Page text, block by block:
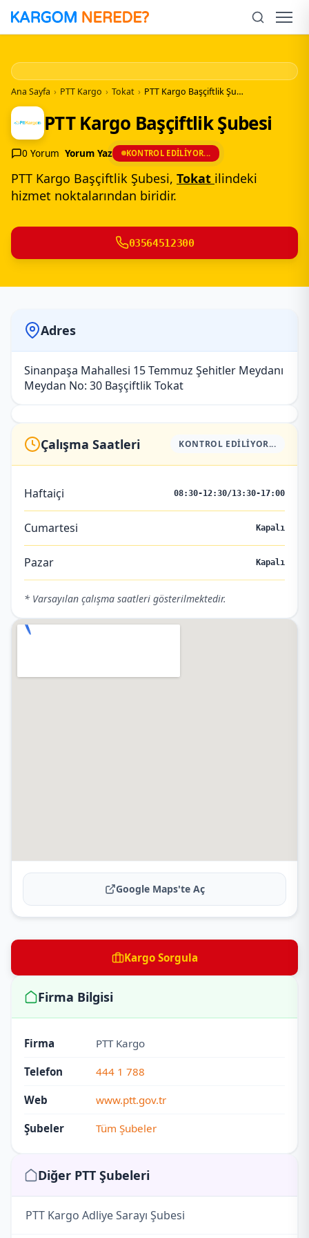
İçeriğe
Geç
Ana Sayfa › PTT Kargo › Tokat › PTT Kargo Başçiftlik Şubesi
PTT Kargo Başçiftlik Şubesi
0 Yorum Yorum Yaz KONTROL EDILIYOR...
PTT Kargo Başçiftlik Şubesi, Tokat ilindeki
hizmet noktalarından biridir.
03564512300
Adres
Sinanpaşa Mahallesi 15 Temmuz Şehitler Meydanı
Meydan No: 30 Başçiftlik Tokat
Çalışma Saatleri KONTROL EDILIYOR...
Haftaiçi 08:30-12:30/13:30-17:00
Cumartesi Kapalı
Pazar Kapalı
* Varsayılan çalışma saatleri gösterilmektedir.
Google Maps'te Aç
Kargo Sorgula
Firma Bilgisi
Firma PTT Kargo
Telefon 444 1 788
Web www.ptt.gov.tr
Şubeler Tüm Şubeler
Diğer PTT Şubeleri
PTT Kargo Adliye Sarayı Şubesi